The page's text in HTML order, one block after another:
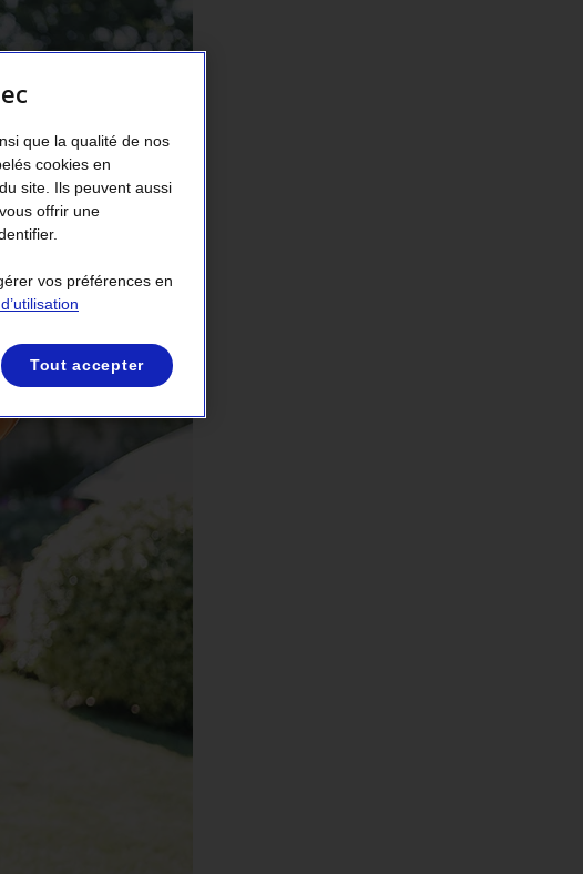
que la qualité de nos
cookies en
site. Ils peuvent aussi
offrir une
vos préférences en
Tout accepter